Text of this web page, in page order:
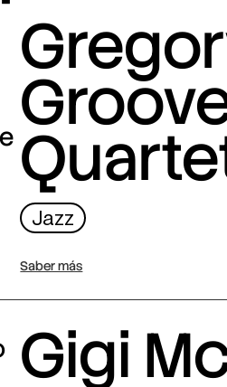
Jazz
Saber más
Gigi